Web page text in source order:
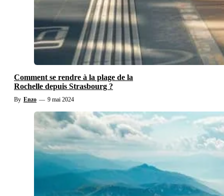
Comment se rendre à la plage de la
Rochelle depuis Strasbourg ?
By Enzo — 9 mai 2024